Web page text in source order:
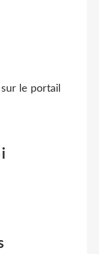
sur le portail